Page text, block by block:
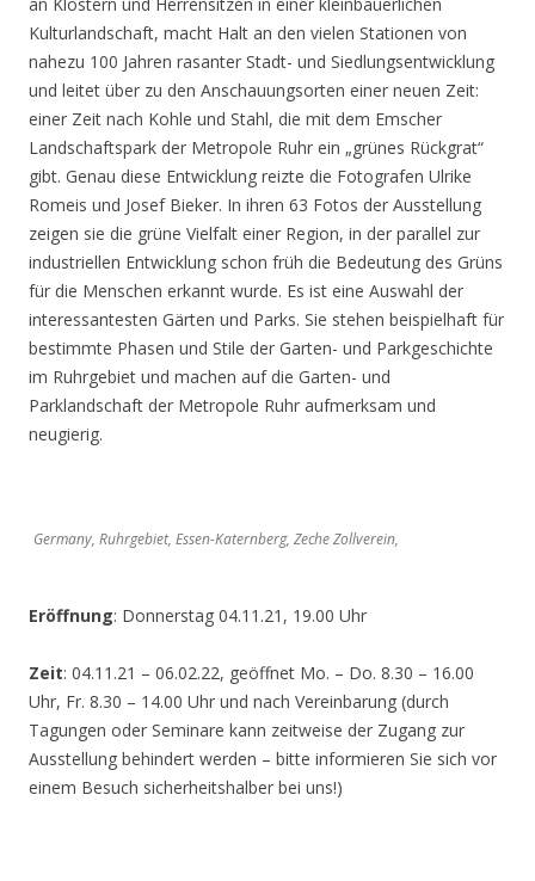
Kulturlandschaft, macht Halt an den vielen Stationen von
nahezu 100 Jahren rasanter Stadt- und Siedlungsentwicklung
und leitet über zu den Anschauungsorten einer neuen Zeit:
einer Zeit nach Kohle und Stahl, die mit dem Emscher
Landschaftspark der Metropole Ruhr ein „grünes Rückgrat“
gibt. Genau diese Entwicklung reizte die Fotografen Ulrike
Romeis und Josef Bieker. In ihren 63 Fotos der Ausstellung
zeigen sie die grüne Vielfalt einer Region, in der parallel zur
industriellen Entwicklung schon früh die Bedeutung des Grüns
für die Menschen erkannt wurde. Es ist eine Auswahl der
interessantesten Gärten und Parks. Sie stehen beispielhaft für
bestimmte Phasen und Stile der Garten- und Parkgeschichte
im Ruhrgebiet und machen auf die Garten- und
Parklandschaft der Metropole Ruhr aufmerksam und
neugierig.
Germany, Ruhrgebiet, Essen-Katernberg, Zeche Zollverein,
Eröffnung: Donnerstag 04.11.21, 19.00 Uhr
Zeit: 04.11.21 – 06.02.22, geöffnet Mo. – Do. 8.30 – 16.00
Uhr, Fr. 8.30 – 14.00 Uhr und nach Vereinbarung (durch
Tagungen oder Seminare kann zeitweise der Zugang zur
Ausstellung behindert werden – bitte informieren Sie sich vor
einem Besuch sicherheitshalber bei uns!)